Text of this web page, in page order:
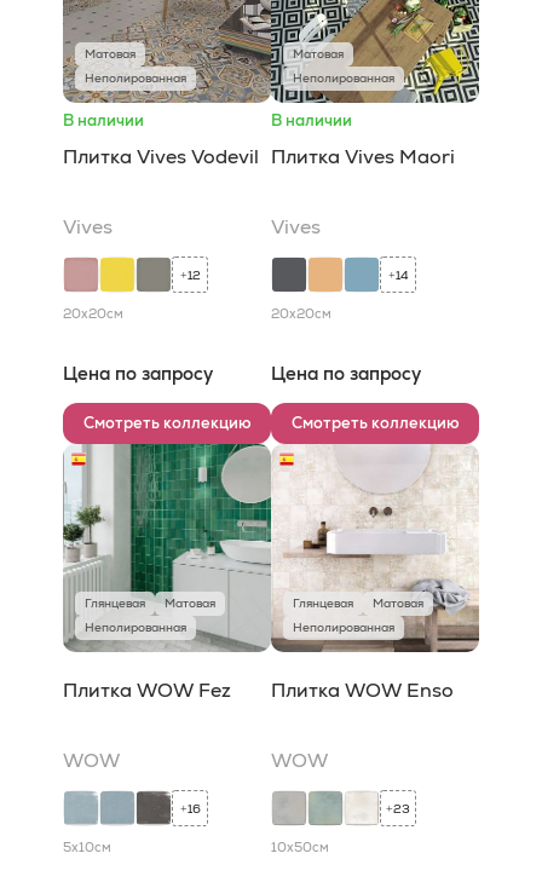
Матовая
Неполированная
В наличии
Плитка Vives Vodevil
Vives
+12
20x20см
Цена по запросу
Смотреть коллекцию
Матовая
Неполированная
В наличии
Плитка Vives Maori
Vives
+14
20x20см
Цена по запросу
Смотреть коллекцию
Глянцевая
Матовая
Неполированная
Плитка WOW Fez
WOW
+16
5x10см
Глянцевая
Матовая
Неполированная
Плитка WOW Enso
WOW
+23
10x50см